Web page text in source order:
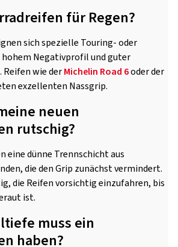
für Regen?
sich spezielle Touring- oder
Negativprofil und guter
Reifen wie derMichelin Road 6oder der
exzellenten Nassgrip.
neuen
rutschig?
eine dünne Trennschicht aus
die den Grip zunächst vermindert.
die Reifen vorsichtig einzufahren, bis
ist.
muss ein
haben?